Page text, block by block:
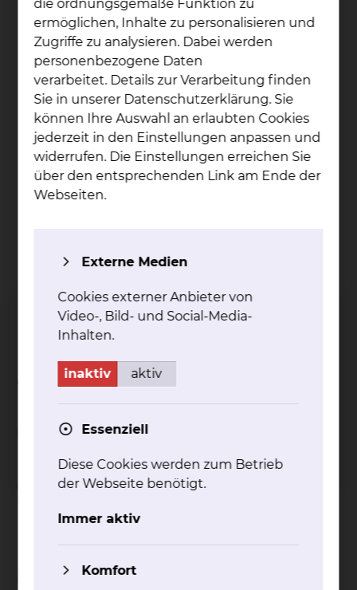
Zusammenstellung unserer Speisen
möchten wir zu Ihrem Wohlbefinden
beitragen. Wir bieten Ihnen eine Auswahl an
Getränken, Zwischenmahlzeiten und
regionalen Speisen.
Patientenservice: Im Rahmen von
Servicerunden besuchen Sie die
Mitarbeiterinnen und Mitarbeiter des
Serviceteams täglich und offerieren Ihnen
Snacks und Getränke
Sharemagazines Premium (RTL+, Video und
können Sharemagazines mit Ihrem
nutzen
Weitere Besonderheiten je nach Standort / Haus
entnehmen Sie gerne unseren Flyern.
Wichtiger Hinweis
Einschränkungen bei
Wahlleistungen
Abschlagszahlungen bei
die ordnungsgemäße Funktion zu
ermöglichen, Inhalte zu personalisieren und
Zugriffe zu analysieren. Dabei werden
personenbezogene Daten
verarbeitet. Details zur Verarbeitung finden
Sie in unserer Datenschutzerklärung. Sie
können Ihre Auswahl an erlaubten Cookies
jederzeit in den Einstellungen anpassen und
widerrufen. Die Einstellungen erreichen Sie
über den entsprechenden Link am Ende der
Webseiten.
Externe Medien
Cookies externer Anbieter von
Video-, Bild- und Social-Media-
Inhalten.
inaktiv aktiv
Essenziell
Diese Cookies werden zum Betrieb
der Webseite benötigt.
Immer aktiv
Komfort